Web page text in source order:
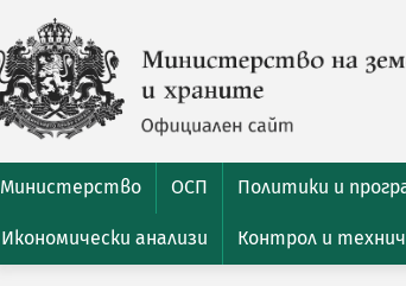
Министерство ОСП Политики и
Икономически анализи Контрол и